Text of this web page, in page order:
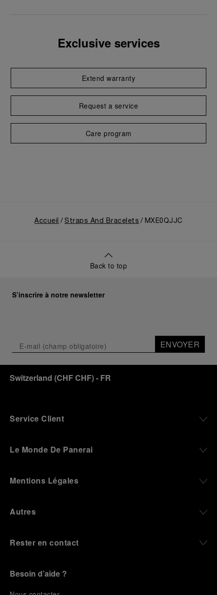
Exclusive services
Extend warranty
Request a service
Care program
Accueil Straps And Bracelets MXE0QJJC
Back to top
S’inscrire à notre newsletter
ENVOYER
Switzerland (CHF CHF)- FR
Service Client
Le Monde De Panerai
Mentions Légales
Autres
Rester en contact
Besoin d’aide ?